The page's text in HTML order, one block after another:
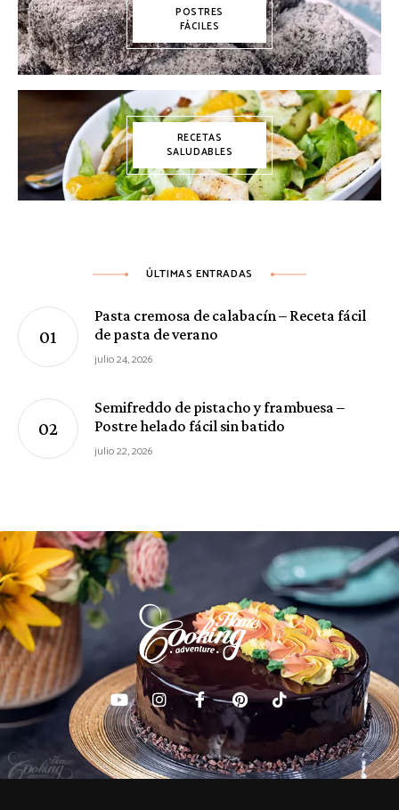
POSTRES
FÁCILES
RECETAS
SALUDABLES
ÚLTIMAS ENTRADAS
Pasta cremosa de calabacín – Receta fácil
de pasta de verano
julio 24, 2026
Semifreddo de pistacho y frambuesa –
Postre helado fácil sin batido
julio 22, 2026